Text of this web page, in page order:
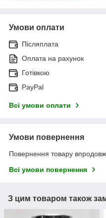
Умови оплати
Післяплата
Оплата на рахунок
Готівкою
PayPal
Всі умови оплати
Умови повернення
Повернення товару
Всі умови повернення
З цим товаром також